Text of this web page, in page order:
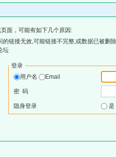
面，可能有如下几个原因:
的链接无效,可能链接不完整,或数据已被删
坛
登录
用户名
Email
密 码
隐身登录